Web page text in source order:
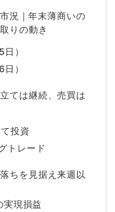
況｜年末薄商いの
りの動き
）
）
ては継続、売買は
投資
トレード
ちを見据え来週以
現損益